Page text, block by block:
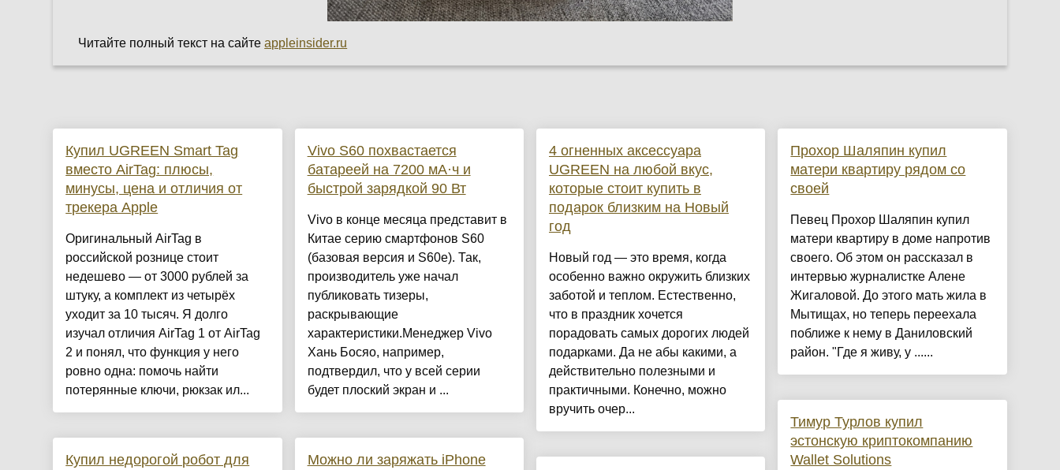
Читайте полный текст на сайтеappleinsider.ru
Купил UGREEN Smart Tag
вместо AirTag: плюсы,
минусы, цена и отличия от
трекера Apple
Оригинальный AirTag в
российской рознице стоит
недешево — от 3000 рублей за
штуку, а комплект из четырёх
уходит за 10 тысяч. Я долго
изучал отличия AirTag 1 от AirTag
2 и понял, что функция у него
ровно одна: помочь найти
потерянные ключи, рюкзак ил...
Купил недорогой робот для
Vivo S60 похвастается
батареей на 7200 мА·ч и
быстрой зарядкой 90 Вт
Vivo в конце месяца представит в
Китае серию смартфонов S60
(базовая версия и S60e). Так,
производитель уже начал
публиковать тизеры,
раскрывающие
характеристики.Менеджер Vivo
Хань Босяо, например,
подтвердил, что у всей серии
будет плоский экран и ...
Можно ли заряжать iPhone
4 огненных аксессуара
UGREEN на любой вкус,
которые стоит купить в
подарок близким на Новый
год
Новый год — это время, когда
особенно важно окружить близких
заботой и теплом. Естественно,
что в праздник хочется
порадовать самых дорогих людей
подарками. Да не абы какими, а
действительно полезными и
практичными. Конечно, можно
вручить очер...
Прохор Шаляпин купил
матери квартиру рядом со
своей
Певец Прохор Шаляпин купил
матери квартиру в доме напротив
своего. Об этом он рассказал в
интервью журналистке Алене
Жигаловой. До этого мать жила в
Мытищах, но теперь переехала
поближе к нему в Даниловский
район. "Где я живу, у ......
Тимур Турлов купил
эстонскую криптокомпанию
Wallet Solutions